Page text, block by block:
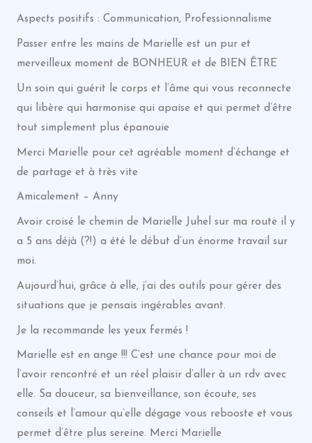
Aspects positifs : Communication, Professionnalisme
Passer entre les mains de Marielle est un pur et
merveilleux moment de BONHEUR et de BIEN ÊTRE
Un soin qui guérit le corps et l’âme qui vous reconnecte
qui libère qui harmonise qui apaise et qui permet d’être
tout simplement plus épanouie
Merci Marielle pour cet agréable moment d’échange et
de partage et à très vite
Amicalement – Anny
Avoir croisé le chemin de Marielle Juhel sur ma route il y
a 5 ans déjà (?!) a été le début d’un énorme travail sur
moi.
Aujourd’hui, grâce à elle, j’ai des outils pour gérer des
situations que je pensais ingérables avant.
Je la recommande les yeux fermés !
Marielle est en ange !!! C’est une chance pour moi de
l’avoir rencontré et un réel plaisir d’aller à un rdv avec
elle. Sa douceur, sa bienveillance, son écoute, ses
conseils et l’amour qu’elle dégage vous rebooste et vous
permet d’être plus sereine. Merci Marielle